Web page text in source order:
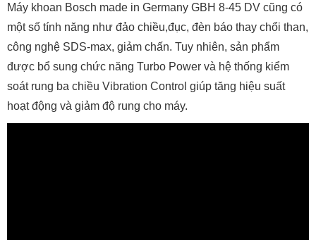
Máy khoan Bosch made in Germany GBH 8-45 DV cũng có
một số tính năng như đảo chiều,đục, đèn báo thay chổi than,
công nghệ SDS-max, giảm chấn. Tuy nhiên, sản phẩm
được bổ sung chức năng Turbo Power và hệ thống kiểm
soát rung ba chiều Vibration Control giúp tăng hiệu suất
hoạt động và giảm độ rung cho máy.